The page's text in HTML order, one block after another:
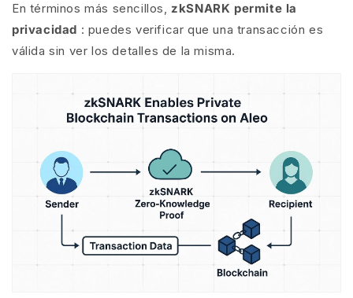
En términos más sencillos, zkSNARK permite la
privacidad : puedes verificar que una transacción es
válida sin ver los detalles de la misma.